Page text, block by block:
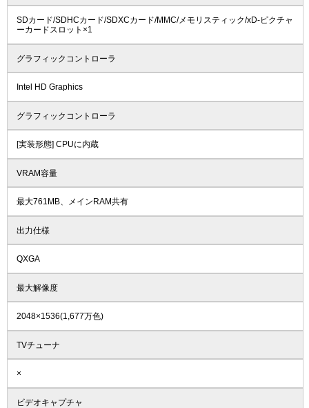
SDカード/SDHCカード/SDXCカード/MMC/メモリスティック/xD-ピクチャ
ーカードスロット×1
グラフィックコントローラ
Intel HD Graphics
グラフィックコントローラ
[実装形態] CPUに内蔵
VRAM容量
最大761MB、メインRAM共有
出力仕様
QXGA
最大解像度
2048×1536(1,677万色)
TVチューナ
×
ビデオキャプチャ